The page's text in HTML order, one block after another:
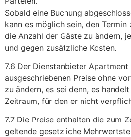
Sobald eine Buchung
kann es möglich sein, den
die Anzahl der Gäste zu ändern,
und gegen zusätzliche Kosten.
7.6 Der Dienstanbieter Apartment
ausgeschriebenen Preise ohne
zu ändern, es sei denn, es
Zeitraum, für den er nicht
7.7 Die Preise enthalten die zum
geltende gesetzliche